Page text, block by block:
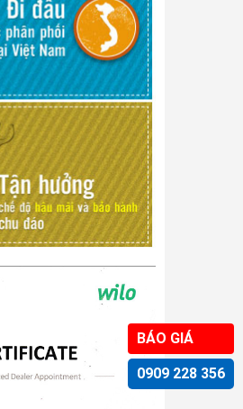
BÁO GIÁ
0909 228 356